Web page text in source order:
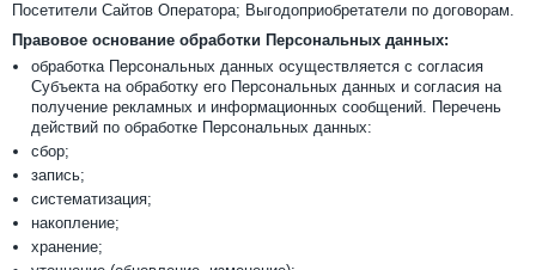
Посетители Сайтов Оператора; Выгодоприобретатели по договорам.
Правовое основание обработки Персональных данных:
обработка Персональных данных осуществляется с согласия
Субъекта на обработку его Персональных данных и согласия на
получение рекламных и информационных сообщений. Перечень
действий по обработке Персональных данных:
сбор;
запись;
систематизация;
накопление;
хранение;